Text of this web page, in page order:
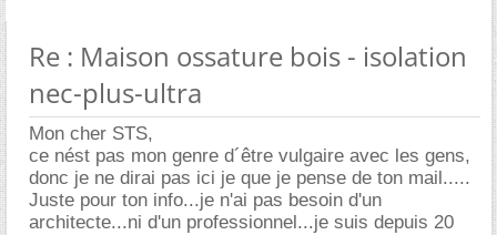
Re : Maison ossature bois - isolation
nec-plus-ultra
Mon cher STS,
ce nést pas mon genre d´être vulgaire avec les gens,
donc je ne dirai pas ici je que je pense de ton mail.....
Juste pour ton info...je n'ai pas besoin d'un
architecte...ni d'un professionnel...je suis depuis 20